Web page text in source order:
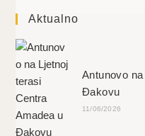
Aktualno
Antunovo
Đakovu
11/06/2026